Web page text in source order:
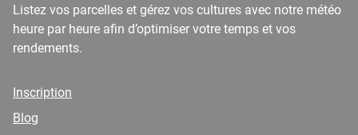
Listez vos parcelles et gérez vos cultures avec notre météo
heure par heure afin d’optimiser votre temps et vos
rendements.
Inscription
Blog